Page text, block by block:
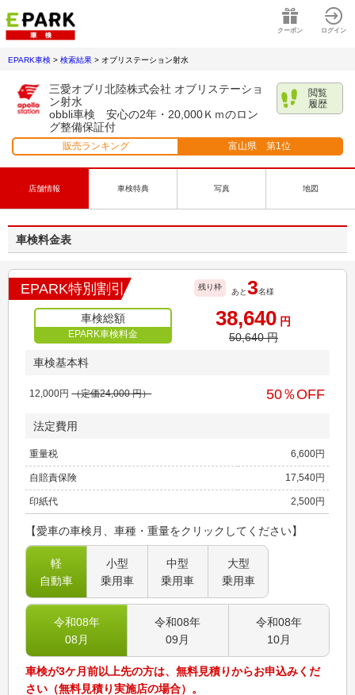
クーポン ログイン
EPARK車検 > 検索結果 > オブリステーション射水
三愛オブリ北陸株式会社 オブリステーショ
ン射水
obbli車検 安心の2年・20,000Ｋｍのロン
グ整備保証付
閲覧
履歴
販売ランキング 富山県 第1位
店舗情報 車検特典 写真 地図
車検料金表
EPARK特別割引 残り枠
あと3名様
車検総額
EPARK車検料金
38,640 円
50,640円
車検基本料
12,000円 （定価24,000円） 50％OFF
法定費用
重量税 6,600円
自賠責保険 17,540円
印紙代 2,500円
【愛車の車検月、車種・重量をクリックしてください】
軽
自動車
小型
乗用車
中型
乗用車
大型
乗用車
令和08年
08 月
令和08年
09 月
令和08年
10月
車検が3ケ月前以上先の方は、無料見積りからお申込みくだ
さい（無料見積り実施店の場合）。